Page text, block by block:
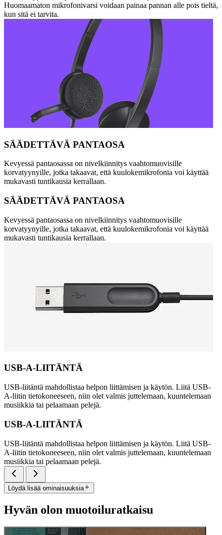
Huomaamaton mikrofonivarsi voidaan painaa pannan alle pois tieltä,
kun sitä ei tarvita.
SÄÄDETTÄVÄ PANTAOSA
Kevyessä pantaosassa on nivelkiinnitys vaahtomuovisille
korvatyynyille, jotka takaavat, että kuulokemikrofonia voi käyttää
mukavasti tuntikausia kerrallaan.
SÄÄDETTÄVÄ PANTAOSA
Kevyessä pantaosassa on nivelkiinnitys vaahtomuovisille
korvatyynyille, jotka takaavat, että kuulokemikrofonia voi käyttää
mukavasti tuntikausia kerrallaan.
USB-A-LIITÄNTÄ
USB-liitäntä mahdollistaa helpon liittämisen ja käytön. Liitä USB-
A-liitin tietokoneeseen, niin olet valmis juttelemaan, kuuntelemaan
musiikkia tai pelaamaan pelejä.
USB-A-LIITÄNTÄ
USB-liitäntä mahdollistaa helpon liittämisen ja käytön. Liitä USB-
A-liitin tietokoneeseen, niin olet valmis juttelemaan, kuuntelemaan
musiikkia tai pelaamaan pelejä.
Löydä lisää ominaisuuksia
Hyvän olon muotoiluratkaisu